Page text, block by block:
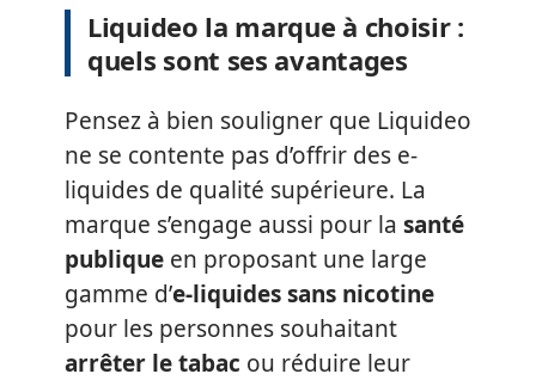
Liquideo la marque à choisir :
quels sont ses avantages
Pensez à bien souligner que Liquideo
ne se contente pas d’offrir des e-
liquides de qualité supérieure. La
marque s’engage aussi pour la santé
publique en proposant une large
gamme d’e-liquides sans nicotine
pour les personnes souhaitant
arrêter le tabac ou réduire leur